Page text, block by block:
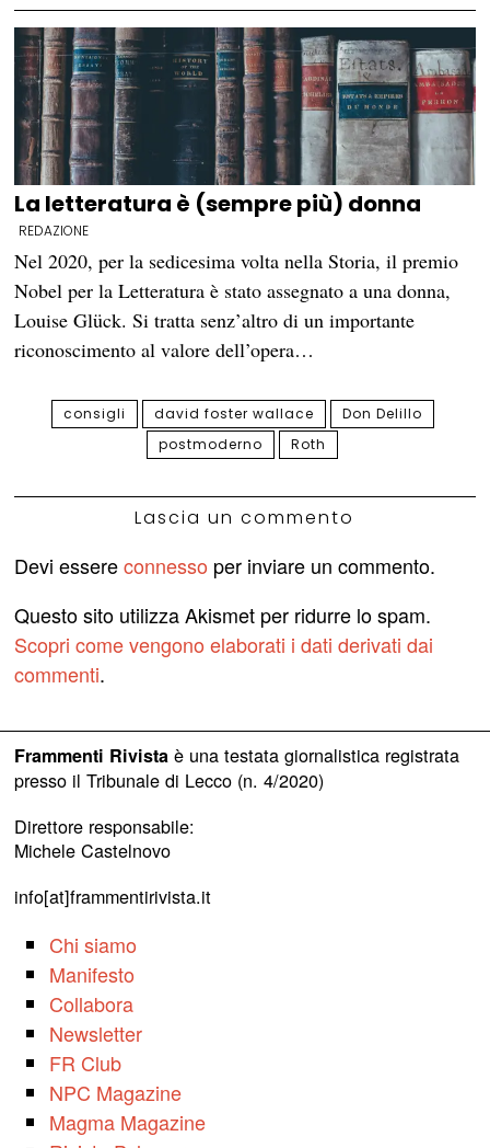
La letteratura è (sempre più) donna
REDAZIONE
Nel 2020, per la sedicesima volta nella Storia, il premio
Nobel per la Letteratura è stato assegnato a una donna,
Louise Glück. Si tratta senz’altro di un importante
riconoscimento al valore dell’opera…
consigli david foster wallace
Don Delillo
postmoderno
Roth
Lascia un commento
Devi essereconnesso per inviare un commento.
Questo sito utilizza Akismet per ridurre lo spam.
Scopri come vengono elaborati i dati derivati dai
commenti.
Frammenti Rivistaè una testata giornalistica registrata
presso il Tribunale di Lecco (n. 4/2020)
Direttore responsabile:
Michele Castelnovo
info[at]frammentirivista.it
Chi siamo
Manifesto
Collabora
Newsletter
FR Club
NPC Magazine
Magma Magazine